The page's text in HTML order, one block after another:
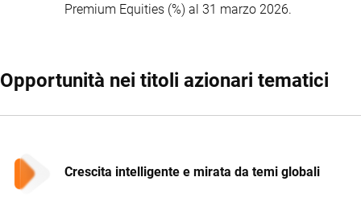
Premium Equities (%) al 31 marzo 2026.
Opportunità nei titoli azionari tematici
Crescita intelligente e mirata da temi globali